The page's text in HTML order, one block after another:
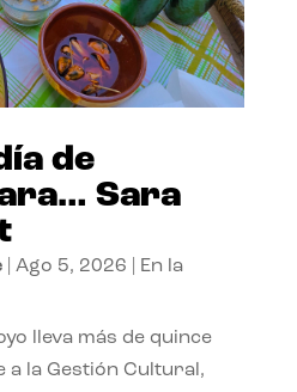
de
Sara
| Ago 5, 2026
En la
lleva más de quince
a la Gestión Cultural,